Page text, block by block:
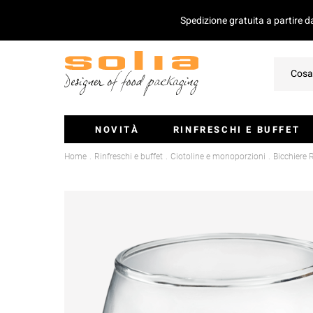
Spedizione gratuita a partire
NOVITÀ RINFRESCHI E BUFFET
Ciotoline E Monoporzioni
Stecchini E Mini-Posate
Home Rinfreschi e buffet Ciotoline e monoporzioni Bicchiere